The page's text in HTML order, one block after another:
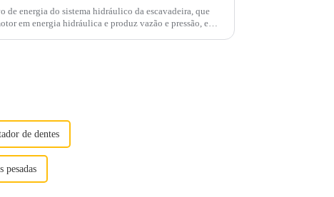
energia do sistema hidráulico da escavadeira, que
em energia hidráulica e produz vazão e pressão, e
de dentes
pesadas